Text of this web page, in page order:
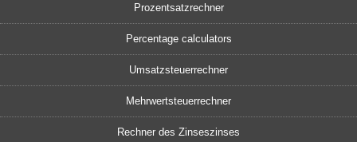
Prozentsatzrechner
Percentage calculators
Umsatzsteuerrechner
Mehrwertsteuerrechner
Rechner des Zinseszinses